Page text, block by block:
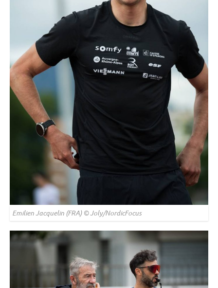
Emilien Jacquelin (FRA) © Joly/NordicFocus